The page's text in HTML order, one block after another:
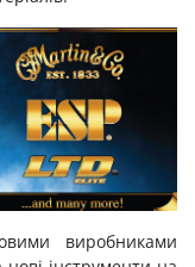
виробниками